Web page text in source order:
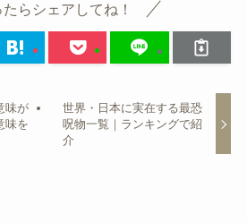
たらシェアしてね！
味が
味を
世界・日本に実在する最恐
呪物一覧｜ランキングで紹
介